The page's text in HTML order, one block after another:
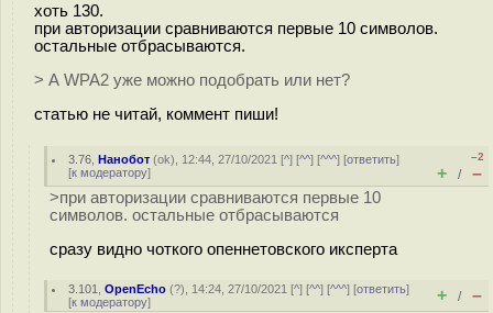
хоть 130.
при авторизации сравниваются первые 10 символов.
остальные отбрасываются.
> А WPA2 уже можно подобрать или нет?
статью не читай, коммент пиши!
3.76 ,Нанобот (ok), 12:44, 27/10/2021 [^] [^^] [^^^] [ответить]
[к модератору]
–2
+ / –
>при авторизации сравниваются первые 10
символов. остальные отбрасываются
сразу видно чоткого опеннетовского иксперта
3.101 ,OpenEcho (?), 14:24, 27/10/2021 [^] [^^] [^^^] [ответить]
[к модератору] + / –